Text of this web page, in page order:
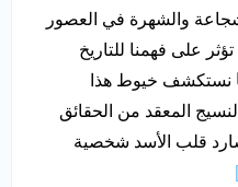
والشهرة في العصور
على فهمنا للتاريخ
نستكشف خيوط هذا
المعقد من الحقائق
قلب الأسد شخصية